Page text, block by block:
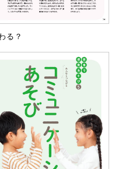
る？